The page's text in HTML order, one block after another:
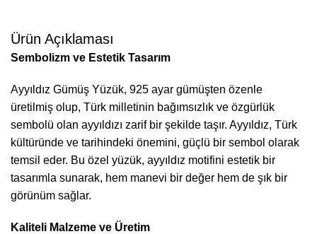
Ürün Açıklaması
Sembolizm ve Estetik Tasarım
Ayyıldız Gümüş Yüzük, 925 ayar gümüşten özenle
üretilmiş olup, Türk milletinin bağımsızlık ve özgürlük
sembolü olan ayyıldızı zarif bir şekilde taşır. Ayyıldız, Türk
kültüründe ve tarihindeki önemini, güçlü bir sembol olarak
temsil eder. Bu özel yüzük, ayyıldız motifini estetik bir
tasarımla sunarak, hem manevi bir değer hem de şık bir
görünüm sağlar.
Kaliteli Malzeme ve Üretim